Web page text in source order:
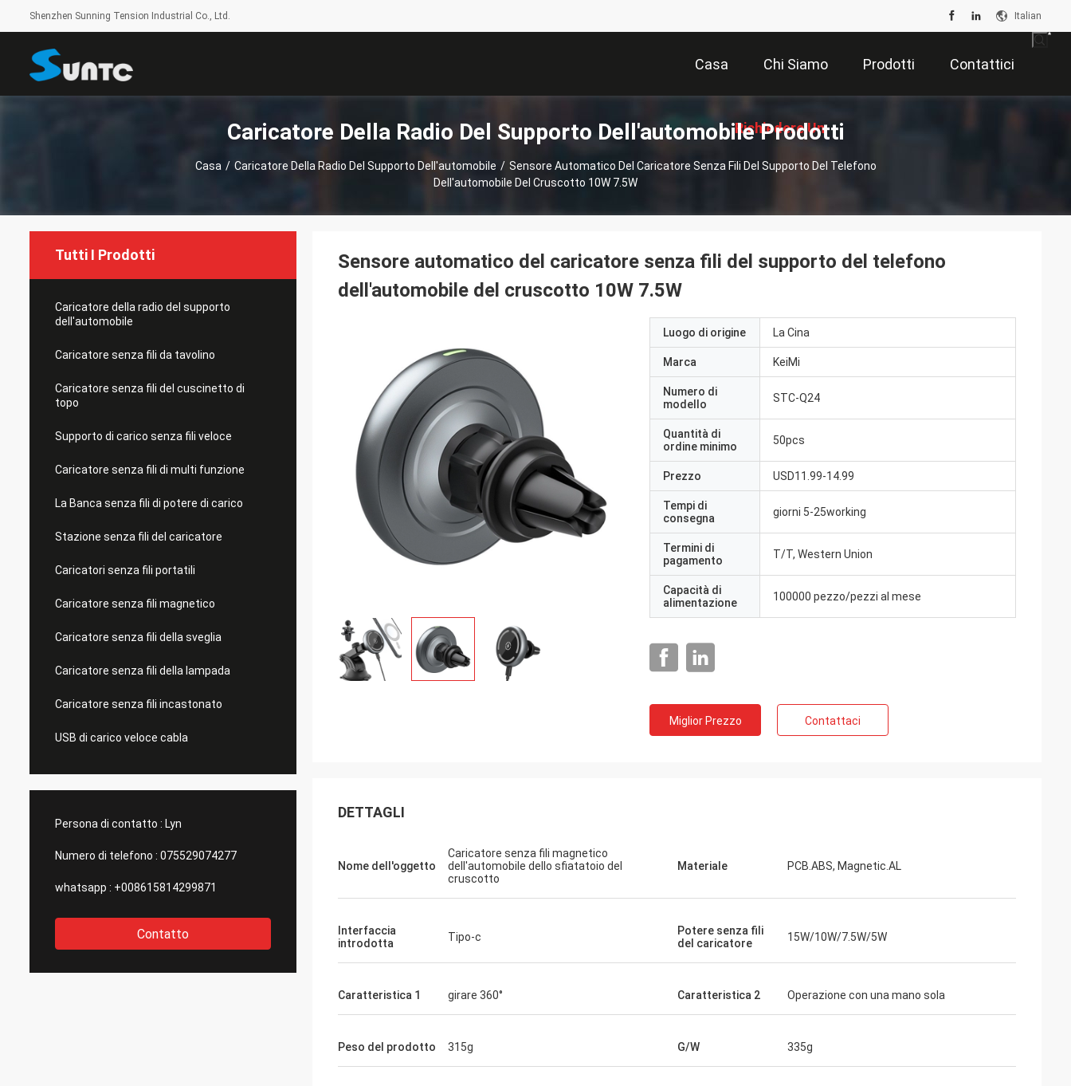
Shenzhen Sunning Tension Industrial Co., Ltd. Italian
Casa Chi Siamo Prodotti Contattici
Richiedere Un
Caricatore Della Radio Del Supporto Dell'automobile Prodotti
Casa / Caricatore Della Radio Del Supporto Dell'automobile / Sensore Automatico Del Caricatore Senza Fili Del Supporto Del Telefono
Dell'automobile Del Cruscotto 10W 7.5W
Tutti I Prodotti
Caricatore della radio del supporto
dell'automobile
Caricatore senza fili da tavolino
Caricatore senza fili del cuscinetto di
topo
Supporto di carico senza fili veloce
Caricatore senza fili di multi funzione
La Banca senza fili di potere di carico
Stazione senza fili del caricatore
Caricatori senza fili portatili
Caricatore senza fili magnetico
Caricatore senza fili della sveglia
Caricatore senza fili della lampada
Caricatore senza fili incastonato
USB di carico veloce cabla
Persona di contatto : Lyn
Numero di telefono : 075529074277
whatsapp : +008615814299871
Contatto
Sensore automatico del caricatore senza fili del supporto del telefono
dell'automobile del cruscotto 10W 7.5W
Luogo di origine La Cina
Marca KeiMi
Numero di
modello
STC-Q24
Quantità di
ordine minimo
50pcs
Prezzo USD11.99-14.99
Tempi di
consegna
giorni 5-25working
Termini di
pagamento
T/T, Western Union
Capacità di
alimentazione
100000 pezzo/pezzi al mese
Miglior Prezzo Contattaci
DETTAGLI
Nome dell'oggetto
Caricatore senza fili magnetico
dell'automobile dello sfiatatoio del
cruscotto
Materiale PCB.ABS, Magnetic.AL
Interfaccia
introdotta
Tipo-c
Potere senza fili
del caricatore
15W/10W/7.5W/5W
Caratteristica 1 girare 360° Caratteristica 2 Operazione con una mano sola
Peso del prodotto 315g G/W 335g